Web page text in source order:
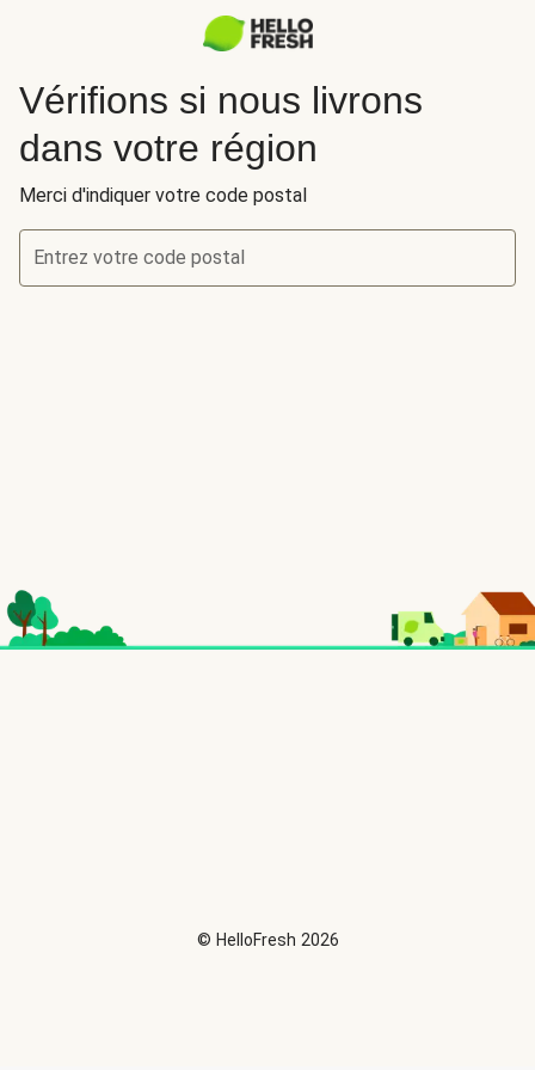
Vérifions si nous livrons
dans votre région
Merci d'indiquer votre code postal
Entrez votre code postal
© HelloFresh 2026